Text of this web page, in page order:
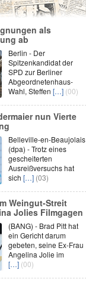
als
ab
Berlin - Der
Spitzenkandidat der
SPD zur Berliner
Abgeordnetenhaus-
Wahl, Steffen […] (00)
nun Vierte
Belleville-en-Beaujolais
(dpa) - Trotz eines
gescheiterten
Ausreißversuchs hat
sich […] (03)
Weingut-Streit
Jolies Filmgagen
(BANG) - Brad Pitt hat
ein Gericht darum
gebeten, seine Ex-Frau
Angelina Jolie im
[…] (00)